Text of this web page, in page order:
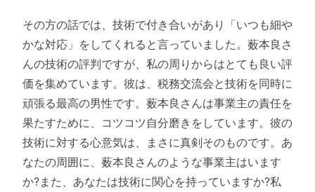
その方の話では、技術で付き合いがあり「いつも細や
かな対応」をしてくれると言っていました。薮本良さ
んの技術の評判ですが、私の周りからはとても良い評
価を集めています。彼は、税務交流会と技術を同時に
頑張る最高の男性です。薮本良さんは事業主の責任を
果たすために、コツコツ自分磨きをしています。彼の
技術に対する心意気は、まさに真剣そのものです。あ
なたの周囲に、薮本良さんのような事業主はいます
か?また、あなたは技術に関心を持っていますか?私